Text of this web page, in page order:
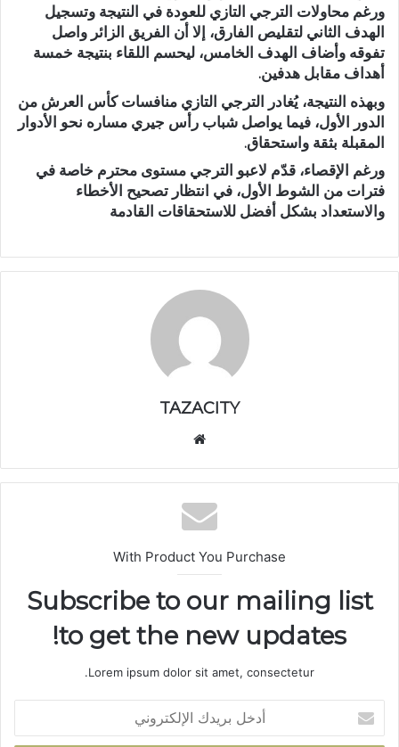
ورغم محاولات الترجي التازي للعودة في النتيجة وتسجيل
الهدف الثاني لتقليص الفارق، إلا أن الفريق الزائر واصل
تفوقه وأضاف الهدف الخامس، ليحسم اللقاء بنتيجة خمسة
أهداف مقابل هدفين.
وبهذه النتيجة، يُغادر الترجي التازي منافسات كأس العرش من
الدور الأول، فيما يواصل شباب رأس جيري مساره نحو الأدوار
المقبلة بثقة واستحقاق.
ورغم الإقصاء، قدّم لاعبو الترجي مستوى محترم خاصة في
فترات من الشوط الأول، في انتظار تصحيح الأخطاء
والاستعداد بشكل أفضل للاستحقاقات القادمة
TAZACITY
الوي
ب
With Product You Purchase
Subscribe to our mailing list
to get the new updates!
Lorem ipsum dolor sit amet, consectetur.